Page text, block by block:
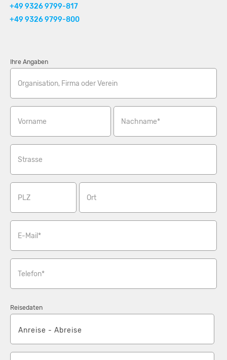
+49 9326 9799-817
+49 9326 9799-800
Ihre Angaben
Organisation, Firma oder Verein
Vorname Nachname*
Strasse
PLZ Ort
E-Mail*
Telefon*
Reisedaten